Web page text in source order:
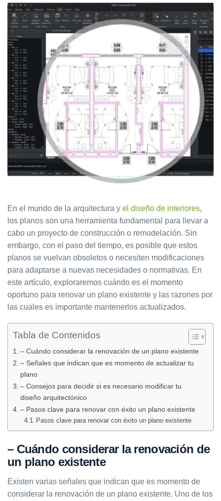
En el mundo de la arquitectura y el diseño de interiores,
los planos son una herramienta fundamental para llevar a
cabo un proyecto de construcción o remodelación. Sin
embargo, con el paso del tiempo, es posible que estos
planos se vuelvan obsoletos o necesiten modificaciones
para adaptarse a nuevas necesidades o normativas. En
este artículo, exploraremos cuándo es el momento
oportuno para renovar un plano existente y las razones por
las cuales es importante mantenerlos actualizados.
Tabla de Contenidos
– Cuándo considerar la renovación de un plano existente
– Señales que indican que es momento de actualizar tu
plano
– Consejos para decidir si es necesario modificar tu
diseño arquitectónico
– Pasos clave para renovar con éxito un plano existente
Pasos clave para renovar con éxito un plano existente
– Cuándo considerar la renovación de
un plano existente
Existen varias señales que indican que es momento de
considerar la renovación de un plano existente. Uno de los